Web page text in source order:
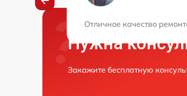
Отличное качество
Нужна
Закажите бесплатную